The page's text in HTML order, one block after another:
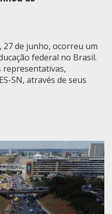
de junho, ocorreu um
federal no Brasil.
representativas,
SN, através de seus